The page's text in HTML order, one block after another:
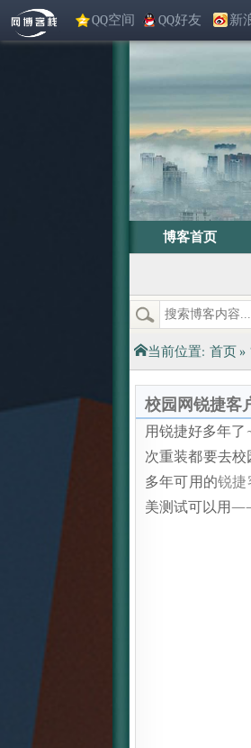
QQ空间 QQ好友 新
博客首页
当前位置: 首页»
校园网锐捷客
用锐捷好多年
次重装都要去
多年可用的锐捷
美测试可以用